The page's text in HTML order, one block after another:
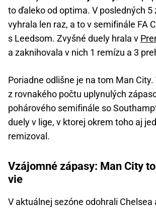
to ďaleko od optima. V posledných 5
vyhrala len raz, a to v semifinále FA
s Leedsom. Zvyšné duely hrala v
a zaknihovala v nich 1 remízu a 3
Poriadne odlišne je na tom Man City.
z rovnakého počtu uplynulých
pohárového semifinále so
duely v lige, v ktorej okrem toho aj
remizoval.
Vzájomné zápasy: Man City
vie
V aktuálnej sezóne odohrali